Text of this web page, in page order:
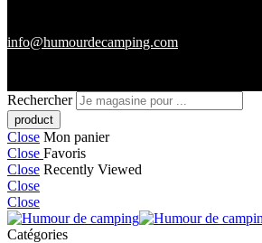
info@humourdecamping.com
Rechercher
Close Mon panier
Close Favoris
Close Recently Viewed
Close
Close
Catégories